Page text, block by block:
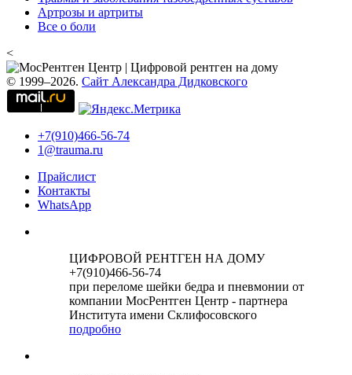
Артрозы и артриты
Все о боли
<
© 1999–2026. Сайт Александра Дидковского
+7(910)466-56-74
1@trauma.ru
Прайслист
Контакты
WhatsApp
ЦИФРОВОЙ РЕНТГЕН НА ДОМУ
+7(910)466-56-74
при переломе шейки бедра и пневмонии от
компании МосРентген Центр - партнера
Института имени Склифосовского
подробно